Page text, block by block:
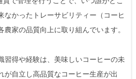
なかったトレーサビリティー（コーヒ
家の品質向上に取り組んでいます。
習得や経験は、美味しいコーヒーの未
が自立し高品質なコーヒー生産が出